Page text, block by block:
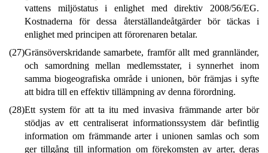
vattens miljöstatus i enlighet med direktiv 2008/56/EG.
Kostnaderna för dessa återställandeåtgärder bör täckas i
enlighet med principen att förorenaren betalar.
(27)Gränsöverskridande samarbete, framför allt med grannländer,
och samordning mellan medlemsstater, i synnerhet inom
samma biogeografiska område i unionen, bör främjas i syfte
att bidra till en effektiv tillämpning av denna förordning.
(28)Ett system för att ta itu med invasiva främmande arter bör
stödjas av ett centraliserat informationssystem där befintlig
information om främmande arter i unionen samlas och som
ger tillgång till information om förekomsten av arter, deras